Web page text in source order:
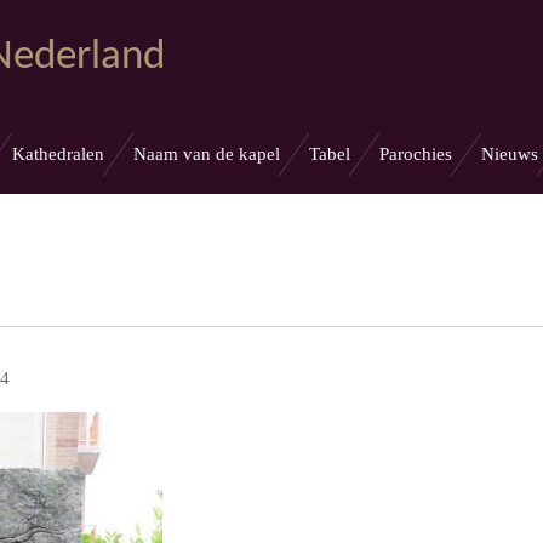
Kathedralen Naam van de kapel Tabel Parochies Nieuws